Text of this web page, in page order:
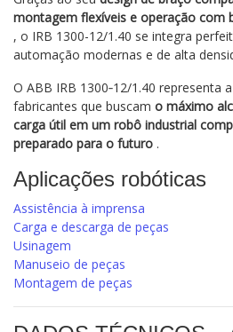
montagem flexíveis e operação com
, o IRB 1300-12/1.40 se integra
automação modernas e de alta
O ABB IRB 1300‑12/1.40 representa
fabricantes que buscam o máximo
carga útil em um robô industrial
preparado para o futuro .
Aplicações robóticas
Assistência à imprensa
Carga e descarga de peças
Usinagem
Manuseio de peças
Montagem de peças